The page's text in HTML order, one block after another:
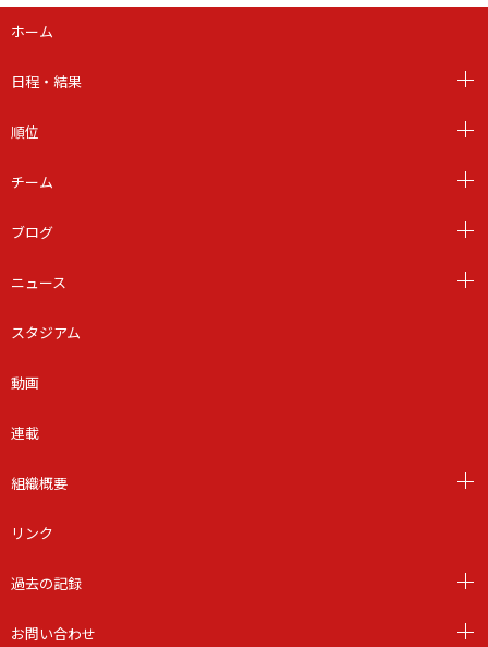
ホーム
日程・結果
順位
チーム
ブログ
ニュース
スタジアム
動画
連載
組織概要
リンク
過去の記録
お問い合わせ